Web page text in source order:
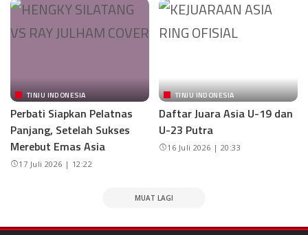
TINJU INDONESIA
Perbati Siapkan Pelatnas
Panjang, Setelah Sukses
Merebut Emas Asia
17 Juli 2026 | 12:22
TINJU INDONESIA
Daftar Juara Asia U-19 dan
U-23 Putra
16 Juli 2026 | 20:33
MUAT LAGI